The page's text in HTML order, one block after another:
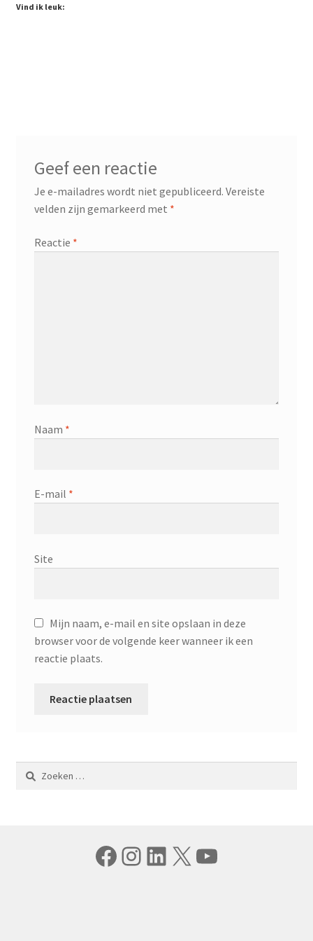
Vind ik leuk:
Geef een reactie
Je e-mailadres wordt niet gepubliceerd. Vereiste
velden zijn gemarkeerd met *
Reactie *
Naam *
E-mail *
Site
Mijn naam, e-mail en site opslaan in deze
browser voor de volgende keer wanneer ik een
reactie plaats.
Zoeken
naar:
Facebook
Instagram
LinkedIn
X YouTube